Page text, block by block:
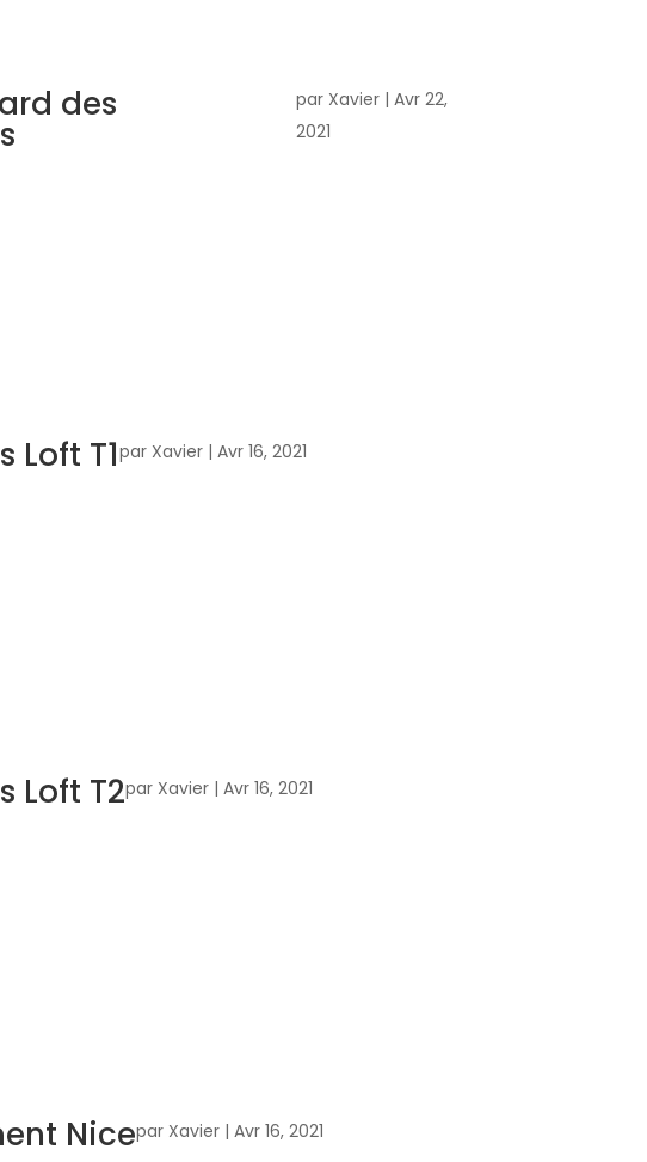
des par Xavier| Avr 22,
2021
Loft T1par Xavier | Avr 16, 2021
Loft T2par Xavier | Avr 16, 2021
Nicepar Xavier | Avr 16, 2021